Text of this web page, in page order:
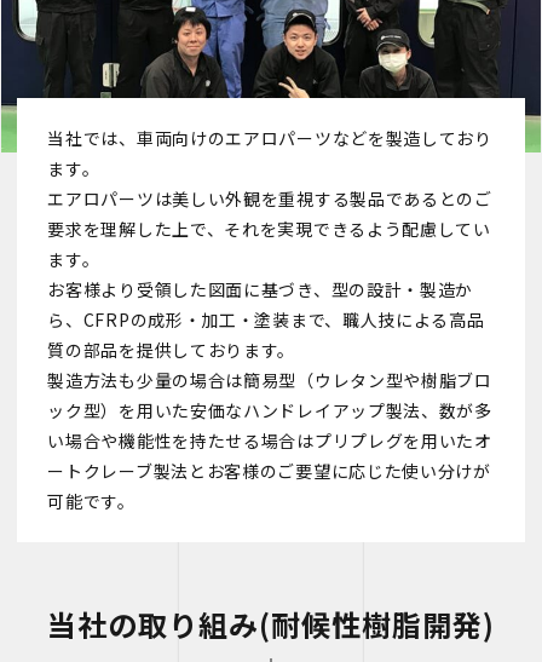
当社では、車両向けのエアロパーツなどを製造しており
ます。
エアロパーツは美しい外観を重視する製品であるとのご
要求を理解した上で、それを実現できるよう配慮してい
ます。
お客様より受領した図面に基づき、型の設計・製造か
ら、CFRPの成形・加工・塗装まで、職人技による高品
質の部品を提供しております。
製造方法も少量の場合は簡易型（ウレタン型や樹脂ブロ
ック型）を用いた安価なハンドレイアップ製法、数が多
い場合や機能性を持たせる場合はプリプレグを用いたオ
ートクレーブ製法とお客様のご要望に応じた使い分けが
可能です。
当社の取り組み(耐候性樹脂開発)